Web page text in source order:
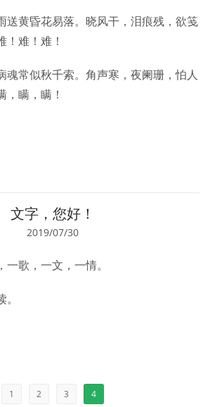
送黄昏花易落。晓风干，泪痕残，欲笺
！难！难！
魂常似秋千索。角声寒，夜阑珊，怕人
，瞒，瞒！
文字，您好！
2019/07/30
歌，一文，一情。
1 2 3 4